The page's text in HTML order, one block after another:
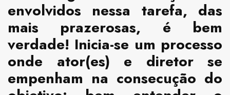
envolvidos nessa tarefa, das
mais prazerosas, é bem
verdade! Inicia-se um processo
onde ator(es) e diretor se
empenham na consecução do